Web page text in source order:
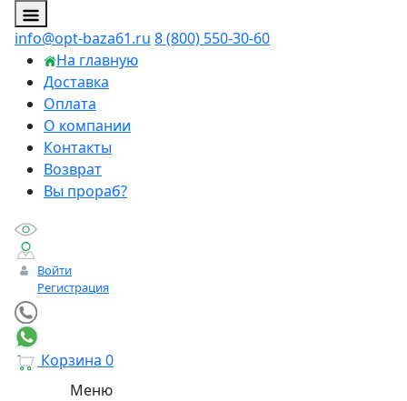
info@opt-baza61.ru 8 (800) 550-30-60
На главную
Доставка
Оплата
О компании
Контакты
Возврат
Вы прораб?
Войти
Регистрация
Корзина 0
Меню